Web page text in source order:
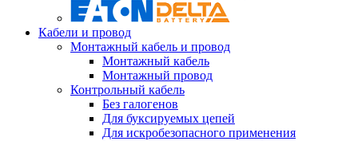
Кабели и провод
Монтажный кабель и провод
Монтажный кабель
Монтажный провод
Контрольный кабель
Без галогенов
Для буксируемых цепей
Для искробезопасного применения